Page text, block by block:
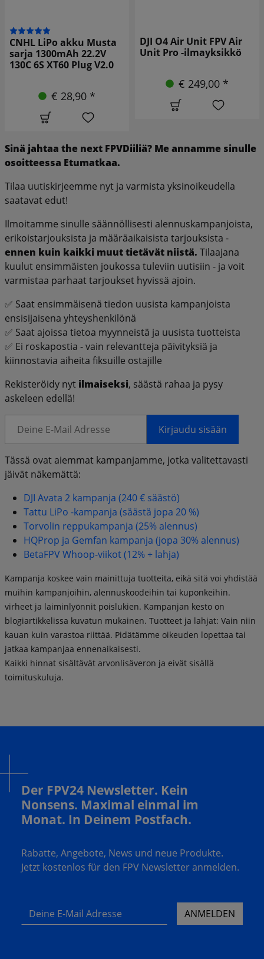
CNHL LiPo akku Musta
sarja 1300mAh 22.2V
130C 6S XT60 Plug V2.0
€ 28,90 *
DJI O4 Air Unit FPV Air
Unit Pro -ilmayksikkö
€ 249,00 *
Sinä jahtaa the next FPVDiiliä? Me annamme sinulle
osoitteessa Etumatkaa.
Tilaa uutiskirjeemme nyt ja varmista yksinoikeudella
saatavat edut!
Ilmoitamme sinulle säännöllisesti alennuskampanjoista,
erikoistarjouksista ja määräaikaisista tarjouksista -
ennen kuin kaikki muut tietävät niistä. Tilaajana
kuulut ensimmäisten joukossa tuleviin uutisiin - ja voit
varmistaa parhaat tarjoukset hyvissä ajoin.
✅ Saat ensimmäisenä tiedon uusista kampanjoista
ensisijaisena yhteyshenkilönä
✅ Saat ajoissa tietoa myynneistä ja uusista tuotteista
✅ Ei roskapostia - vain relevantteja päivityksiä ja
kiinnostavia aiheita fiksuille ostajille
Rekisteröidy nyt ilmaiseksi, säästä rahaa ja pysy
askeleen edellä!
Kirjaudu sisään
Tässä ovat aiemmat kampanjamme, jotka valitettavasti
jäivät näkemättä:
DJI Avata 2 kampanja (240 € säästö)
Tattu LiPo -kampanja (säästä jopa 20 %)
Torvolin reppukampanja (25% alennus)
HQProp ja Gemfan kampanja (jopa 30% alennus)
BetaFPV Whoop-viikot (12% + lahja)
Kampanja koskee vain mainittuja tuotteita, eikä sitä voi yhdistää
muihin kampanjoihin, alennuskoodeihin tai kuponkeihin.
virheet ja laiminlyönnit poislukien. Kampanjan kesto on
blogiartikkelissa kuvatun mukainen. Tuotteet ja lahjat: Vain niin
kauan kuin varastoa riittää. Pidätämme oikeuden lopettaa tai
jatkaa kampanjaa ennenaikaisesti.
Kaikki hinnat sisältävät arvonlisäveron ja eivät sisällä
toimituskuluja.
Der FPV24 Newsletter. Kein
Nonsens. Maximal einmal im
Monat. In Deinem Postfach.
Rabatte, Angebote, News und neue Produkte.
Jetzt kostenlos für den FPV Newsletter anmelden.
Deine E-Mail Adresse ANMELDEN